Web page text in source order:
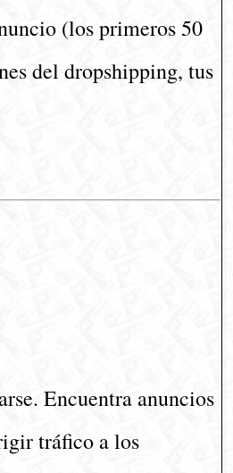
(los primeros 50
del dropshipping, tus
Encuentra anuncios
tráfico a los